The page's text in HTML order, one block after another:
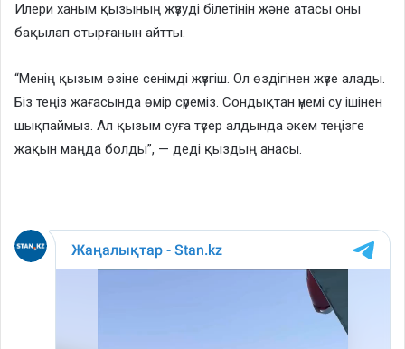
Илери ханым қызының жүзуді білетінін және атасы оны
бақылап отырғанын айтты.
“Менің қызым өзіне сенімді жүзгіш. Ол өздігінен жүзе алады.
Біз теңіз жағасында өмір сүреміз. Сондықтан үнемі су ішінен
шықпаймыз. Ал қызым суға түсер алдында әкем теңізге
жақын маңда болды”, — деді қыздың анасы.